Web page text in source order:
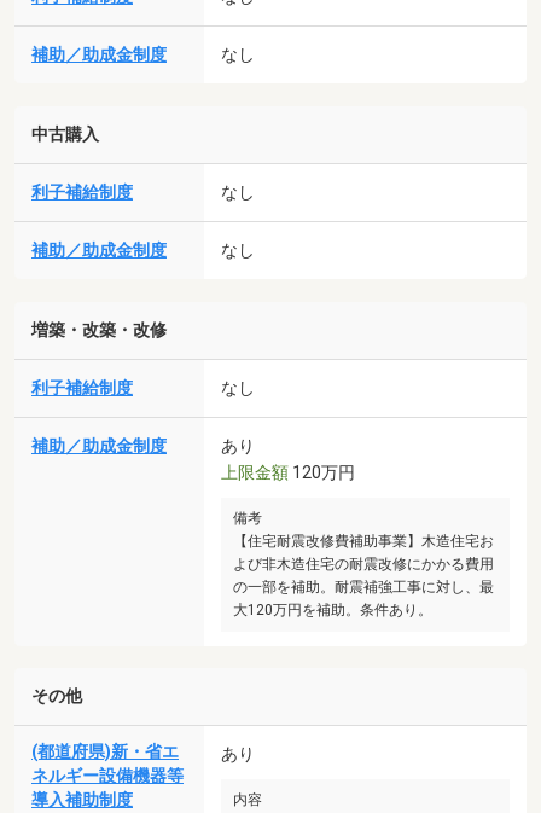
補助／助成金制度 なし
中古購入
利子補給制度 なし
補助／助成金制度 なし
増築・改築・改修
利子補給制度 なし
補助／助成金制度
あり
上限金額 120万円
備考
【住宅耐震改修費補助事業】木造住宅お
よび非木造住宅の耐震改修にかかる費用
の一部を補助。耐震補強工事に対し、最
大120万円を補助。条件あり。
その他
(都道府県)新・省エ
ネルギー設備機器等
導入補助制度
あり
内容